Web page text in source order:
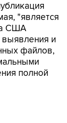
"является
США
и
файлов,
полной